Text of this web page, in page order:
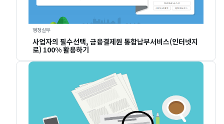
행정실무
사업자의 필수선택, 금융결제원 통합납부서비스(인터넷지
로) 100% 활용하기